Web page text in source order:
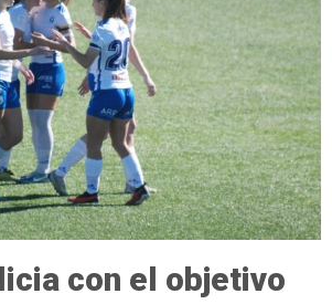
con el objetivo